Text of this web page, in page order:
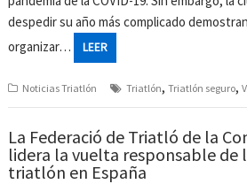
despedir su año más complicado
organizar…
LEER
Noticias Triatlón Triatlón,Triatlón seguro,
La Federació de Triatló de la
lidera la vuelta responsable de
triatlón en España